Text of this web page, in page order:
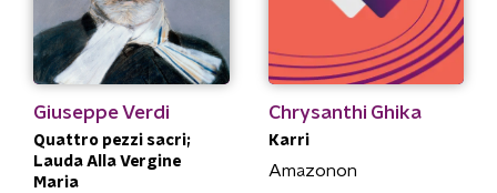
Giuseppe Verdi
Quattro pezzi sacri;
Lauda Alla Vergine
Maria
Chrysanthi Ghika
Karri
Amazonon